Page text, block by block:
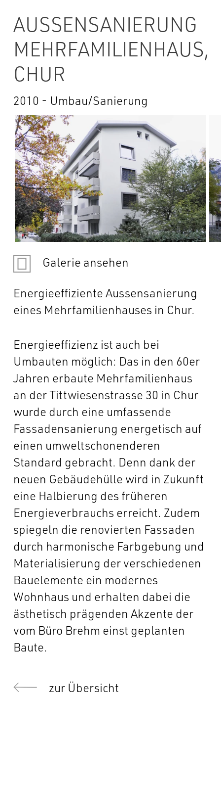
AUSSENSANIERUNG
MEHRFAMILIENHAUS,
CHUR
2010 - Umbau/Sanierung
Galerie ansehen
Energieeffiziente Aussensanierung
eines Mehrfamilienhauses in Chur.
Energieeffizienz ist auch bei
Umbauten möglich: Das in den 60er
Jahren erbaute Mehrfamilienhaus
an der Tittwiesenstrasse 30 in Chur
wurde durch eine umfassende
Fassadensanierung energetisch auf
einen umweltschonenderen
Standard gebracht. Denn dank der
neuen Gebäudehülle wird in Zukunft
eine Halbierung des früheren
Energieverbrauchs erreicht. Zudem
spiegeln die renovierten Fassaden
durch harmonische Farbgebung und
Materialisierung der verschiedenen
Bauelemente ein modernes
Wohnhaus und erhalten dabei die
ästhetisch prägenden Akzente der
vom Büro Brehm einst geplanten
Baute.
zur Übersicht